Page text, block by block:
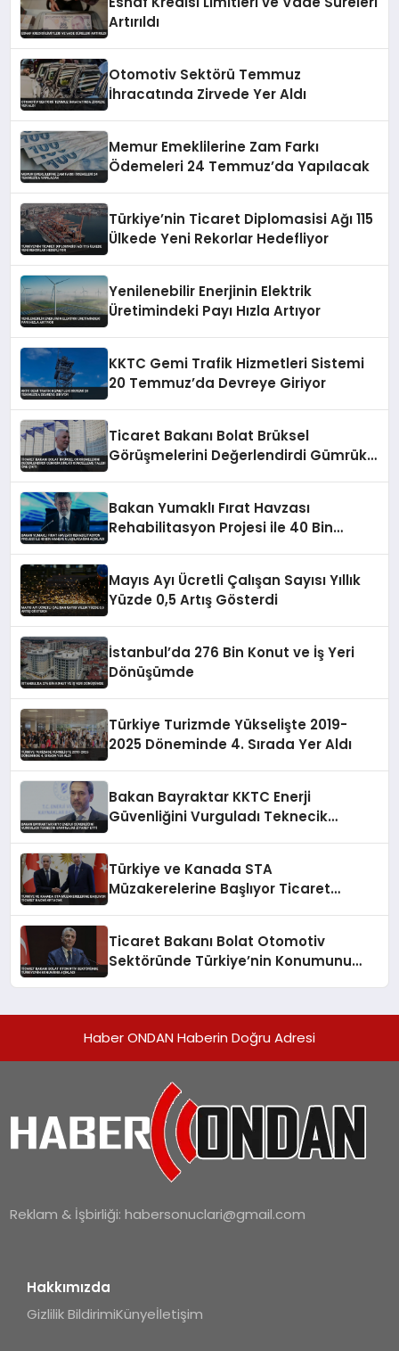
Artırıldı
Otomotiv Sektörü Temmuz
İhracatında Zirvede Yer Aldı
Memur Emeklilerine Zam Farkı
Ödemeleri 24 Temmuz’da Yapılacak
Türkiye’nin Ticaret Diplomasisi Ağı 115
Ülkede Yeni Rekorlar Hedefliyor
Yenilenebilir Enerjinin Elektrik
Üretimindeki Payı Hızla Artıyor
KKTC Gemi Trafik Hizmetleri Sistemi
20 Temmuz’da Devreye Giriyor
Ticaret Bakanı Bolat Brüksel
Görüşmelerini Değerlendirdi Gümrük
Bakan Yumaklı Fırat Havzası
Rehabilitasyon Projesi ile 40 Bin
Mayıs Ayı Ücretli Çalışan Sayısı Yıllık
Yüzde 0,5 Artış Gösterdi
İstanbul’da 276 Bin Konut ve İş Yeri
Dönüşümde
Türkiye Turizmde Yükselişte 2019-
2025 Döneminde 4. Sırada Yer Aldı
Bakan Bayraktar KKTC Enerji
Güvenliğini Vurguladı Teknecik
Türkiye ve Kanada STA
Müzakerelerine Başlıyor Ticaret
Ticaret Bakanı Bolat Otomotiv
Sektöründe Türkiye’nin Konumunu
Haber ONDAN Haberin Doğru Adresi
Reklam & İşbirliği:habersonuclari@gmail.com
Hakkımızda
Gizlilik BildirimiKünyeİletişim